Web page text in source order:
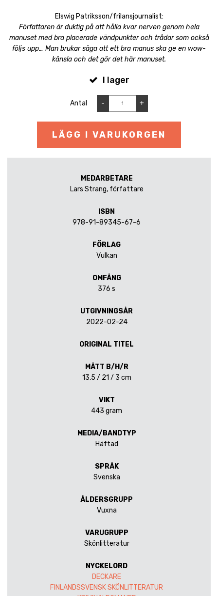
Elswig Patriksson/frilansjournalist:
Författaren är duktig på att hålla kvar nerven genom hela
manuset med bra placerade vändpunkter och trådar som också
följs upp… Man brukar säga att ett bra manus ska ge en wow-
känsla och det gör det här manuset.
I lager
Antal - +
LÄGG I VARUKORGEN
MEDARBETARE
Lars Strang, författare
ISBN
978-91-89345-67-6
FÖRLAG
Vulkan
OMFÅNG
376 s
UTGIVNINGSÅR
2022-02-24
ORIGINAL TITEL
MÅTT B/H/R
13,5 / 21 / 3 cm
VIKT
443 gram
MEDIA/BANDTYP
Häftad
SPRÅK
Svenska
ÅLDERSGRUPP
Vuxna
VARUGRUPP
Skönlitteratur
NYCKELORD
DECKARE
FINLANDSSVENSK SKÖNLITTERATUR